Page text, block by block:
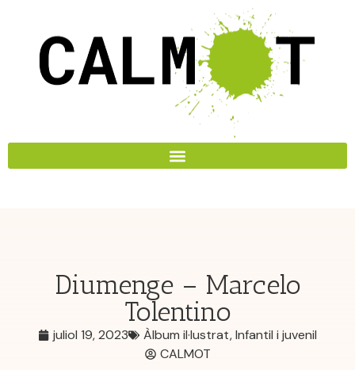
Diumenge – Marcelo
Tolentino
juliol 19, 2023 Àlbum il·lustrat,Infantil i juvenil
CALMOT